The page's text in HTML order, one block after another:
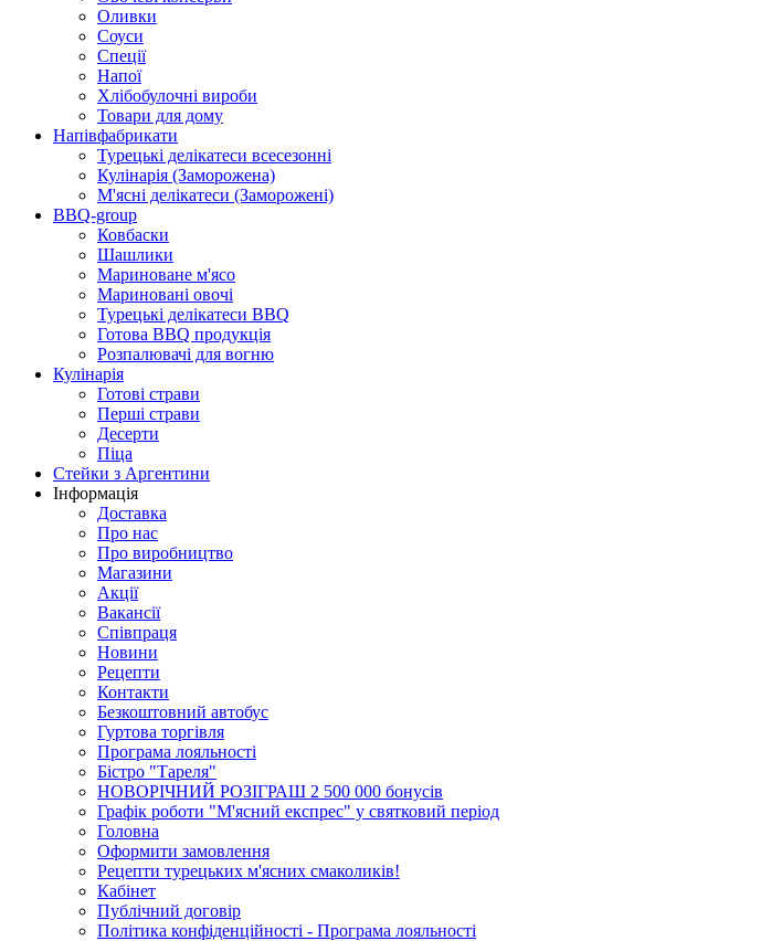
Оливки
Соуси
Спеції
Напої
Хлібобулочні вироби
Товари для дому
Напівфабрикати
Турецькі делікатеси всесезонні
Кулінарія (Заморожена)
М'ясні делікатеси (Заморожені)
BBQ-group
Ковбаски
Шашлики
Мариноване м'ясо
Мариновані овочі
Турецькі делікатеси BBQ
Готова BBQ продукція
Розпалювачі для вогню
Кулінарія
Готові страви
Перші страви
Десерти
Піца
Стейки з Аргентини
Інформація
Доставка
Про нас
Про виробництво
Магазини
Акції
Вакансії
Співпраця
Новини
Рецепти
Контакти
Безкоштовний автобус
Гуртова торгівля
Програма лояльності
Бістро "Тареля"
НОВОРІЧНИЙ РОЗІГРАШ 2 500 000 бонусів
Графік роботи "М'ясний експрес" у святковий період
Головна
Оформити замовлення
Рецепти турецьких м'ясних смаколиків!
Кабінет
Публічний договір
Політика конфіденційності - Програма лояльності